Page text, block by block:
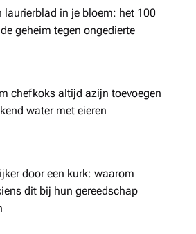
laurierblad in je bloem: het 100
geheim tegen ongedierte
chefkoks altijd azijn toevoegen
water met eieren
door een kurk: waarom
dit bij hun gereedschap